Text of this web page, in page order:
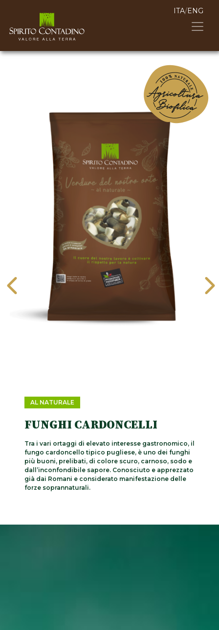
ITA/ENG
AL NATURALE
FUNGHI CARDONCELLI
Tra i vari ortaggi di elevato interesse gastronomico, il
fungo cardoncello tipico pugliese, è uno dei funghi
più buoni, prelibati, di colore scuro, carnoso, sodo e
dall’inconfondibile sapore. Conosciuto e apprezzato
già dai Romani e considerato manifestazione delle
forze soprannaturali.